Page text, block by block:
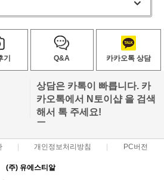
기 Q&A 카카오톡 상담
상담은 카톡이 빠릅니다. 카
카오톡에서 N토이샵 을 검색
해서 톡 주세요!
ㅡ
개인정보처리방침 PC버전
(주) 유에스티알